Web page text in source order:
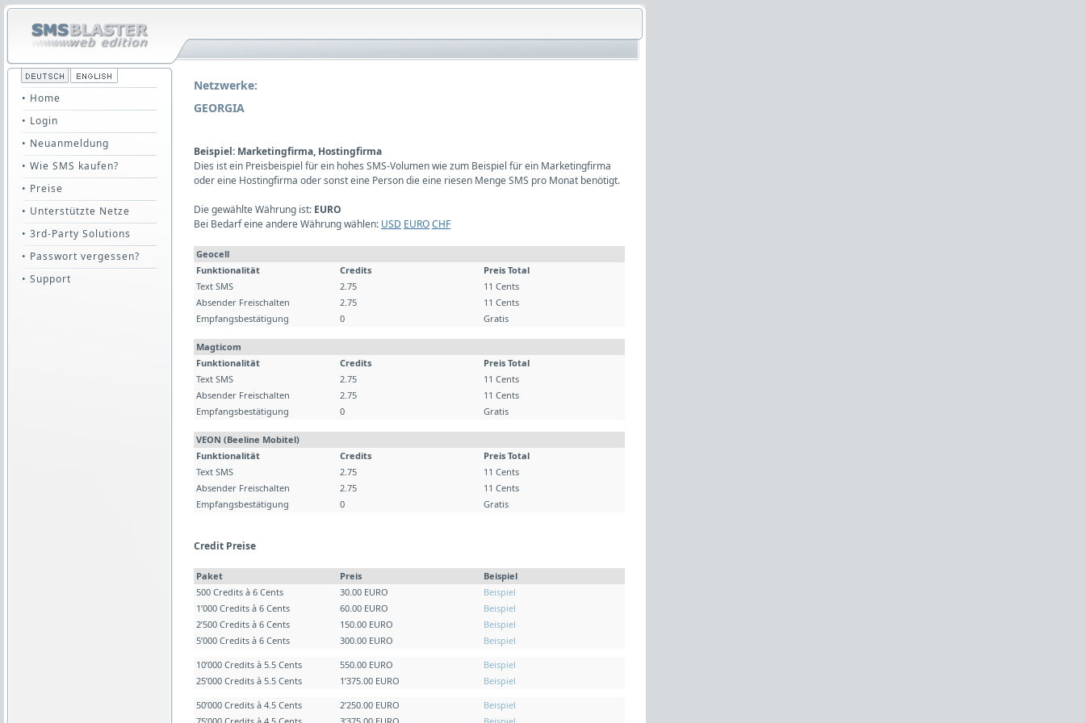
• Home
• Login
• Neuanmeldung
• Wie SMS kaufen?
• Preise
• Unterstützte Netze
• 3rd-Party Solutions
• Passwort vergessen?
• Support
Netzwerke:
GEORGIA
Beispiel: Marketingfirma, Hostingfirma
Dies ist ein Preisbeispiel für ein hohes SMS-Volumen wie zum Beispiel für ein Marketingfirma
oder eine Hostingfirma oder sonst eine Person die eine riesen Menge SMS pro Monat benötigt.
Die gewählte Währung ist: EURO
Bei Bedarf eine andere Währung wählen: USD EUROCHF
Geocell
Funktionalität
Credits
Preis Total
Text SMS
2.75
11 Cents
Absender Freischalten
2.75
11 Cents
Empfangsbestätigung
0 Gratis
Magticom
Funktionalität
Credits
Preis Total
Text SMS
2.75
11 Cents
Absender Freischalten
2.75
11 Cents
Empfangsbestätigung
0 Gratis
VEON (Beeline Mobitel)
Funktionalität
Credits
Preis Total
Text SMS
2.75
11 Cents
Absender Freischalten
2.75
11 Cents
Empfangsbestätigung
0 Gratis
Credit Preise
Paket Preis
Beispiel
500 Credits à 6 Cents
30.00 EURO
Beispiel
1’000 Credits à 6 Cents
60.00 EURO
Beispiel
2’500 Credits à 6 Cents
150.00 EURO
Beispiel
5’000 Credits à 6 Cents
300.00 EURO
Beispiel
10’000 Credits à 5.5 Cents
550.00 EURO
Beispiel
25’000 Credits à 5.5 Cents
1’375.00 EURO
Beispiel
50’000 Credits à 4.5 Cents
2’250.00 EURO
Beispiel